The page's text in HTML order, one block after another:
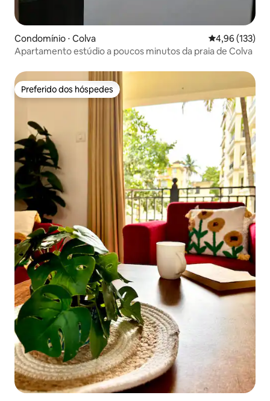
Condomínio ⋅ Colva 4,96 de uma
4,96 (133)
Apartamento estúdio a poucos minutos da praia de Colva
Preferido dos hóspedes
Preferido dos hóspedes